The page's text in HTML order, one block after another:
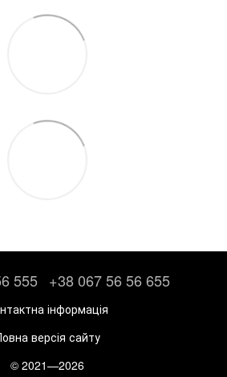
555 +38 067 56 56 655
інформація
версія сайту
© 2021—2026